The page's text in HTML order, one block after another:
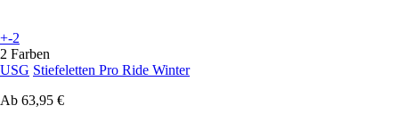
+-2
2 Farben
USG Stiefeletten Pro Ride Winter
Ab 63,95 €